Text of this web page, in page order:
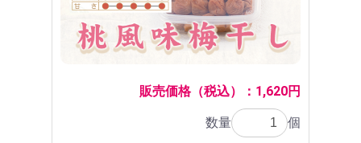
販売価格（税込）：1,620円
数量 個